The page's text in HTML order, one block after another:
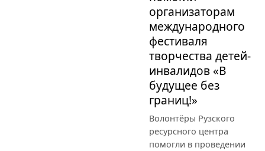
организаторам
международного
фестиваля
творчества детей-
инвалидов «В
будущее без
границ!»
Волонтёры Рузского
ресурсного центра
помогли в проведении